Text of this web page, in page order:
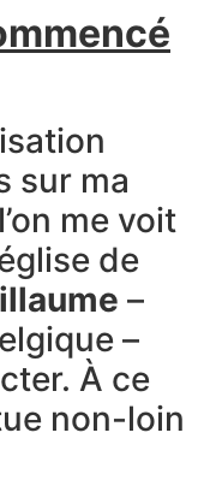
sur ma
me voit
de
–
–
À ce
non-loin